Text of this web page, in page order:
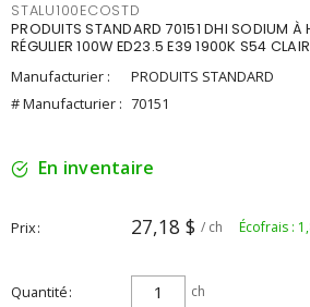
STALU100ECOSTD
PRODUITS STANDARD 70151 DHI SODIUM À
RÉGULIER 100W ED23.5 E39 1900K S54
Manufacturier :
PRODUITS STANDARD
# Manufacturier : 70151
En inventaire
Prix 27,18 $ / ch Écofrais :
Quantité ch